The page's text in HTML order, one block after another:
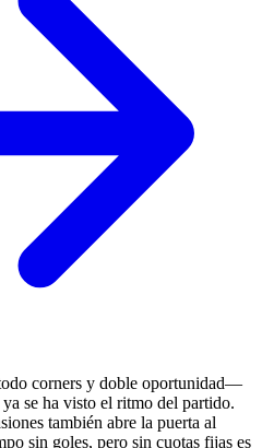
corners y doble oportunidad—
se ha visto el ritmo del partido.
también abre la puerta al
sin goles, pero sin cuotas fijas es